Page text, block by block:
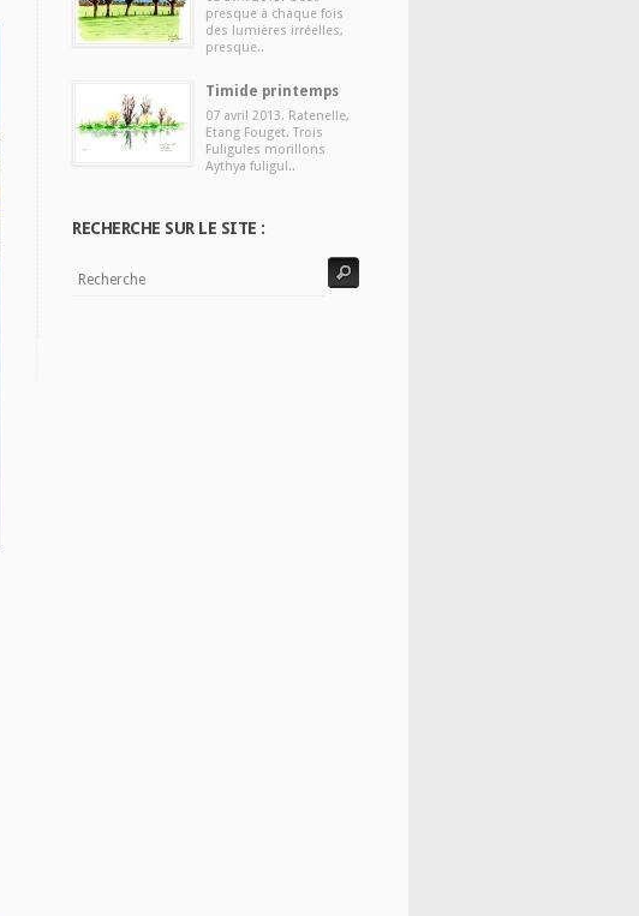
presque à chaque fois
des lumières irréelles,
presque..
Timide printemps
07 avril 2013. Ratenelle,
Etang Fouget. Trois
Fuligules morillons
Aythya fuligul..
RECHERCHE SUR LE SITE :